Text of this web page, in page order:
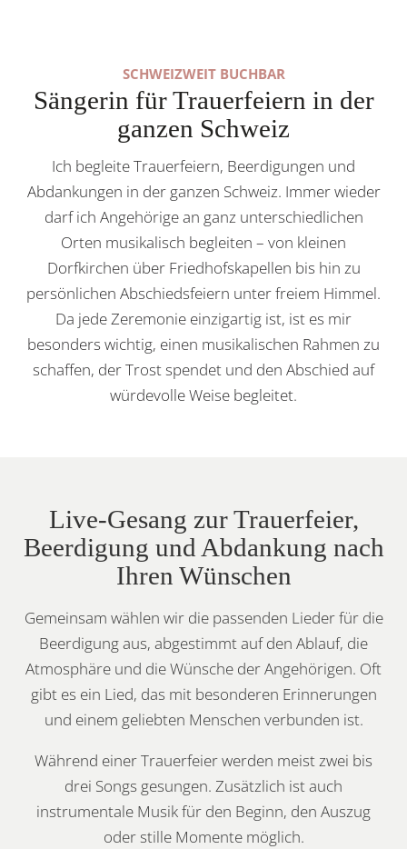
SCHWEIZWEIT BUCHBAR
Sängerin für Trauerfeiern in der
ganzen Schweiz
Ich begleite Trauerfeiern, Beerdigungen und
Abdankungen in der ganzen Schweiz. Immer wieder
darf ich Angehörige an ganz unterschiedlichen
Orten musikalisch begleiten – von kleinen
Dorfkirchen über Friedhofskapellen bis hin zu
persönlichen Abschiedsfeiern unter freiem Himmel.
Da jede Zeremonie einzigartig ist, ist es mir
besonders wichtig, einen musikalischen Rahmen zu
schaffen, der Trost spendet und den Abschied auf
würdevolle Weise begleitet.
Live-Gesang zur Trauerfeier,
Beerdigung und Abdankung nach
Ihren Wünschen
Gemeinsam wählen wir die passenden Lieder für die
Beerdigung aus, abgestimmt auf den Ablauf, die
Atmosphäre und die Wünsche der Angehörigen. Oft
gibt es ein Lied, das mit besonderen Erinnerungen
und einem geliebten Menschen verbunden ist.
Während einer Trauerfeier werden meist zwei bis
drei Songs gesungen. Zusätzlich ist auch
instrumentale Musik für den Beginn, den Auszug
oder stille Momente möglich.